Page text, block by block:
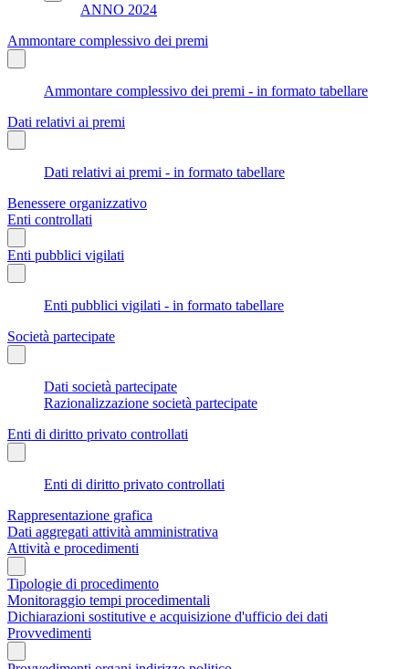
ANNO 2024
Ammontare complessivo dei premi
Ammontare complessivo dei premi - in formato tabellare
Dati relativi ai premi
Dati relativi ai premi - in formato tabellare
Benessere organizzativo
Enti controllati
Enti pubblici vigilati
Enti pubblici vigilati - in formato tabellare
Società partecipate
Dati società partecipate
Razionalizzazione società partecipate
Enti di diritto privato controllati
Enti di diritto privato controllati
Rappresentazione grafica
Dati aggregati attività amministrativa
Attività e procedimenti
Tipologie di procedimento
Monitoraggio tempi procedimentali
Dichiarazioni sostitutive e acquisizione d'ufficio dei dati
Provvedimenti